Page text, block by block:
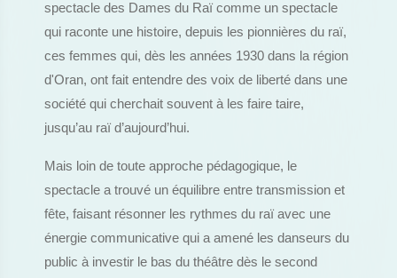
spectacle des Dames du Raï comme un spectacle
qui raconte une histoire, depuis les pionnières du raï,
ces femmes qui, dès les années 1930 dans la région
d'Oran, ont fait entendre des voix de liberté dans une
société qui cherchait souvent à les faire taire,
jusqu’au raï d’aujourd’hui.
Mais loin de toute approche pédagogique, le
spectacle a trouvé un équilibre entre transmission et
fête, faisant résonner les rythmes du raï avec une
énergie communicative qui a amené les danseurs du
public à investir le bas du théâtre dès le second